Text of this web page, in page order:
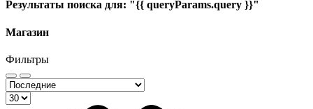
Результаты поиска для: "{{ queryParams.query }}"
Магазин
Фильтры